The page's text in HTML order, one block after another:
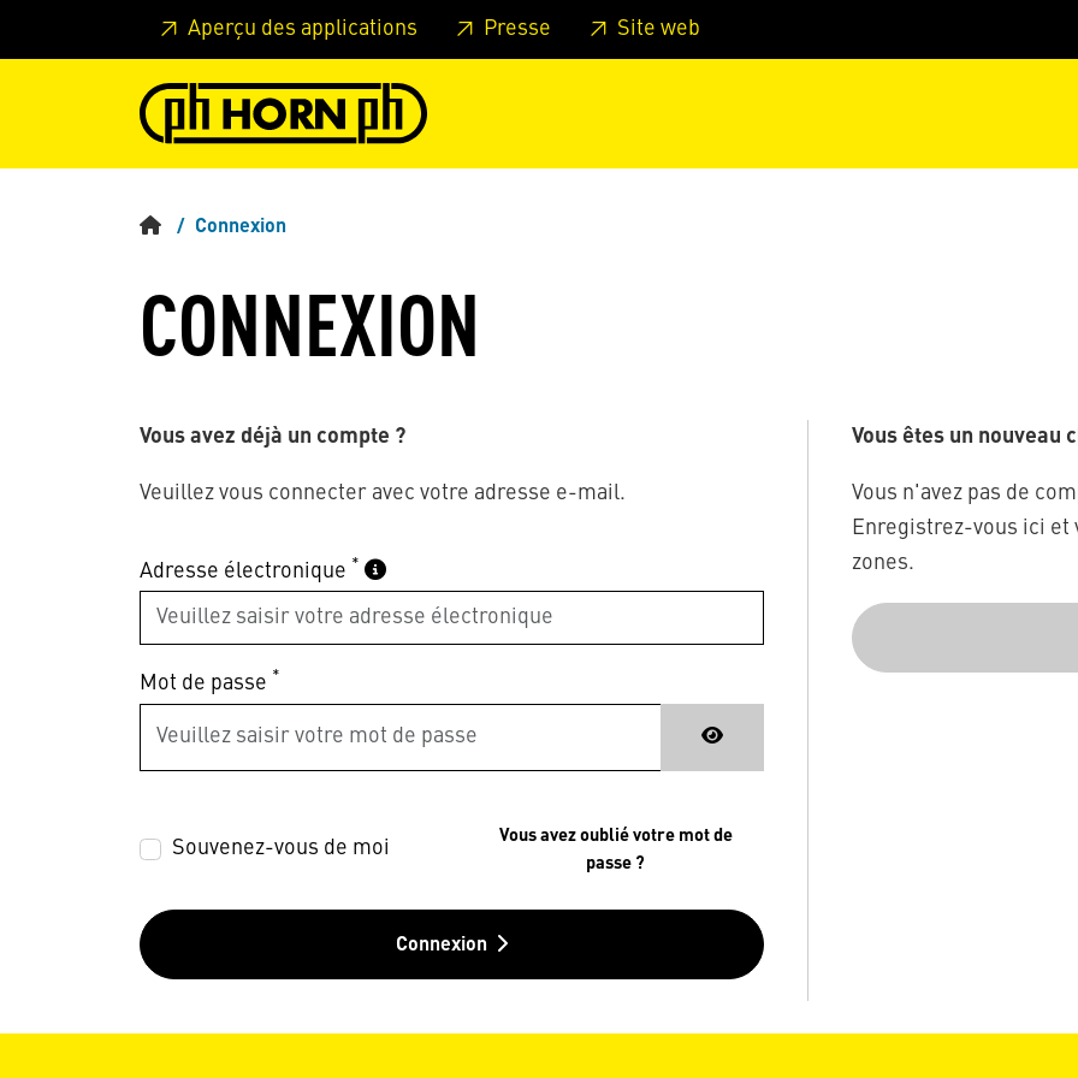
Skip to main content Passer à l'en-tête de la page Passer au pied de page
Aperçu des applications Presse Site web
Connexion
CONNEXION
Vous avez déjà un compte ?
Veuillez vous connecter avec votre adresse e-mail.
Adresse électronique *
Mot de passe *
Souvenez-vous de moi
Vous avez oublié votre mot de
passe ?
Connexion
Vous êtes un nouveau
Vous n'avez pas de
Enregistrez-vous ici et
zones.